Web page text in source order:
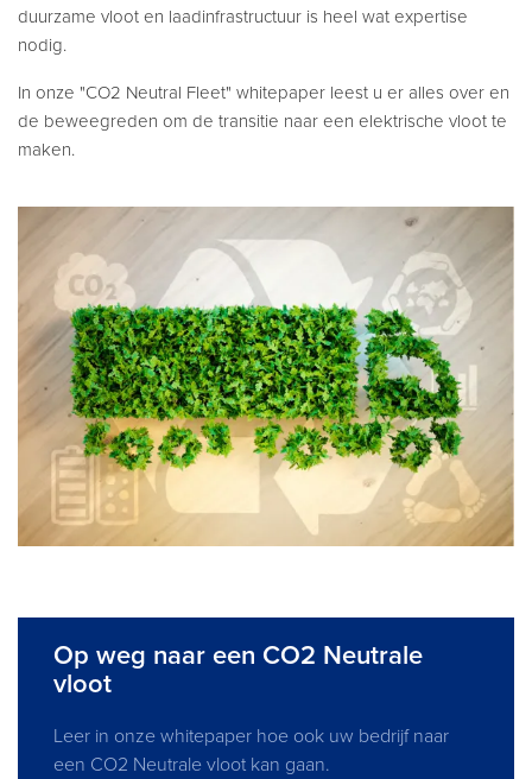
duurzame vloot en laadinfrastructuur is heel wat expertise
nodig.
In onze "CO2 Neutral Fleet" whitepaper leest u er alles over en
de beweegreden om de transitie naar een elektrische vloot te
maken.
Op weg naar een CO2 Neutrale
vloot
Leer in onze whitepaper hoe ook uw bedrijf naar
een CO2 Neutrale vloot kan gaan.